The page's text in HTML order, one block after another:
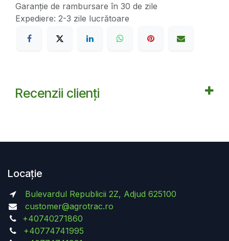
Garanție de rambursare în 30 de zile
Expediere: 2-3 zile lucrătoare
Recenzii clienți
Locație
Bulevardul Republicii 2Z, Adjud 625100
customer@agrotrac.ro
+40740271860
+40774741995